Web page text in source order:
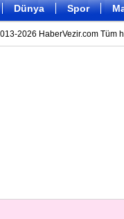
Dünya Spor
2026 HaberVezir.com Tüm